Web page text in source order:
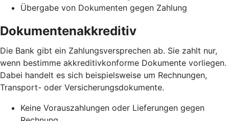
Übergabe von Dokumenten gegen Zahlung
Dokumentenakkreditiv
Die Bank gibt ein Zahlungsversprechen ab. Sie zahlt nur,
wenn bestimme akkreditivkonforme Dokumente vorliegen.
Dabei handelt es sich beispielsweise um Rechnungen,
Transport- oder Versicherungsdokumente.
Keine Vorauszahlungen oder Lieferungen gegen